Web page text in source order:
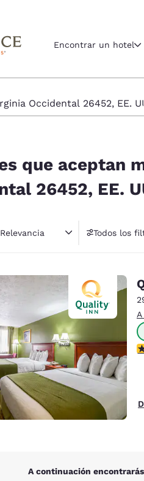
Región y
América
United
América
Canada
Europa
Deutsch
Spain
English
Encontrar un hotel
que aceptan
26452, EE.
Relevancia Todos los
1
A continuación